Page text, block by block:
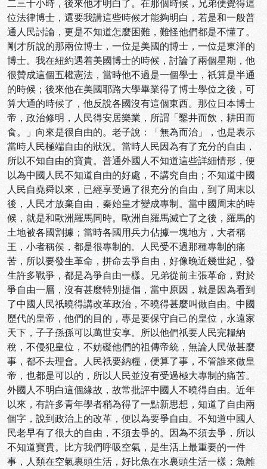
二三十小時，後來他才明白了。在那個時候，兄弟便覺得這
位法律博士，還要我講這些時候才能夠明白，若是和一般普
通人民討論，更是不知道怎麼困難，難怪他們都是不懂了。
剛才所說的那兩位博士，一位是美國的博士，一位是東洋的
博士。我在紐約遇着美國博士的時候，討論了兩個星期，他
很贊成這個五權憲法，當時他不過是一個學士，祇算是半通
的時候；後來他在美國耶路大學畢業得了博士學位之後，可
算大通的時候了，他反說各國沒有這個東西。那位日本博士
帝，政治修明，人民得安居樂業，所謂「鑿井而飲，耕田而
食。」向來是很自由的。老子說：「無為而治」，也是表示
當時人民極端自由的狀況。當時人民因為有了充分的自由，
所以不知自由的寶貴。普通外國人不知道這些詳細情形，便
以為中國人民不知道自由的好處，不講究自由；不知道中國
人民自堯舜以來，已經享受過了很充分的自由，到了周末以
後，人民才放棄自由，秦始皇才變成專制。當中國周末的時
候，就是和歐洲羅馬同時。歐洲自羅馬滅亡了之後，羅馬的
土地被各國割據；當時各國用兵力佔據一塊地方，大者稱
王，小者稱侯，都是很專制的。人民受不過那種專制的痛
苦，所以要發生革命，拼命去爭自由，好像晚近幾世紀，發
生許多戰爭，都是為爭自由一樣。兄弟從前主張革命，對於
爭自由一層，沒有甚麼特別提倡，當中原因，就是因為看到
了中國人民祇曉得講改革政治，不曉得甚麼叫做自由。中國
歷代的皇帝，他們的目的，專是要保守自己的皇位，永遠家
天下，子子孫孫可以萬世安享。所以他們祇要人民完糧納
稅，不侵犯皇位，不妨礙他們的祖傳帝統，無論人民做甚麼
事，都不去理會。人民祇要納糧，便算了事，不管誰來做皇
帝，也都是可以的，所以人民並沒有受過極大專制的痛苦。
外國人不明白這個緣故，故常批評中國人不曉得自由。近年
以來，有許多青年學者稍為得了一點新思想，知道了自由兩
個字，說到政治上的改革，便以為要爭自由。不知道中國人
民老早有了很大的自由，不須去爭的。因為不須去爭，所以
不知道寶貴。比方我們呼吸空氣，是生活上最重要的一件
事，人類在空氣裏頭生活，好比魚在水裏頭生活一樣；魚離